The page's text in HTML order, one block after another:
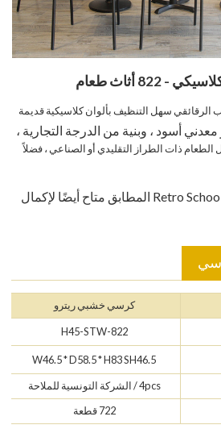
أثاث طعام
سهل التنظيف بألوان كلاسيكية قديمة
أسود ، وبنية من الدرجة التجارية ،
الطعام ذات الطراز التقليدي أو الصناعي ، فضلاً
كرسي Retro School Tall Bar Stool المطابق متاح أيضًا لإكمال
كرسي خشبي ريترو
822-H45-STW
W46.5 * D58.5 * H83 SH46.5
4pcs / الشركة التونسية للملاحة
722 قطعة